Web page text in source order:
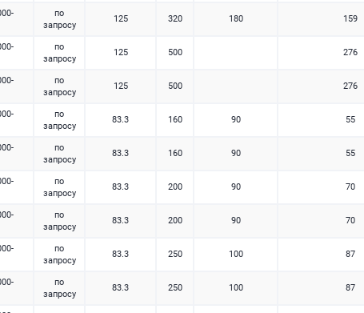
по
запросу
125 320 180 159
по
запросу
125 500 276
по
запросу
125 500 276
по
запросу
83.3 160 90 55
по
запросу
83.3 160 90 55
по
запросу
83.3 200 90 70
по
запросу
83.3 200 90 70
по
запросу
83.3 250 100 87
по
запросу
83.3 250 100 87